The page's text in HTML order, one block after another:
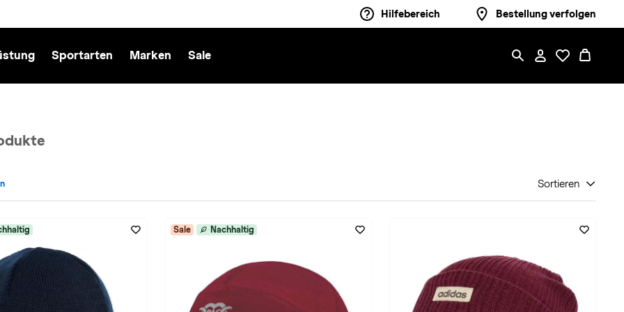
Hilfebereich Bestellung verfolgen
Sportarten Marken Sale
Herren entfernen Sortieren
Sale Nachhaltig